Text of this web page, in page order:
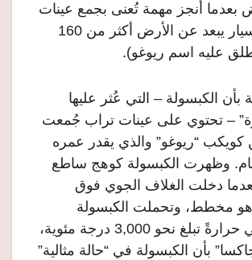
بعدما أنجز مهمة تُعنى بجمع عينات
من كويكب سيار يبعد عن الأرض أكثر من 160
عليه اسم ريوغو).
بأن الكبسولة – التي عُثر عليها
– تحتوي على عينات تراب جُمعت
“ريوغو” والذي يقدر عمره
عام. وظهرت الكبسولة كوهج ساطع
دخلت الغلاف الجوي فوق
هو مخطط، وتحملت الكبسولة
بدرعها الواقي حرارةً تبلغ نحو 3,000 درجة مئوية،
بأن الكبسولة في “حالة مثالية”